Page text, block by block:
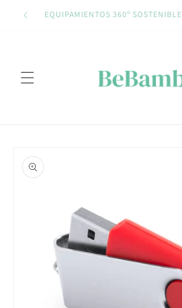
directamenteEQUIPAMIENTOS 360º
a la
información